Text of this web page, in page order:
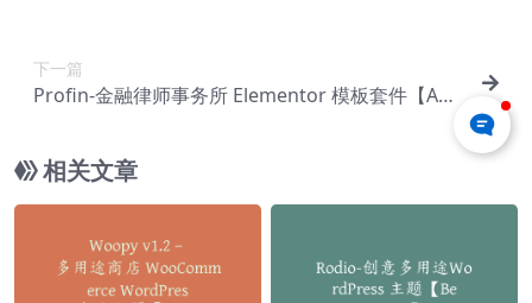
下一篇
Profin-金融律师事务所 Elementor 模板套件【Aa-
相关文章